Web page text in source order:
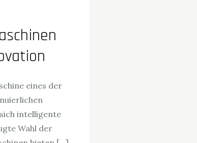
eines der
intelligente
Wahl der